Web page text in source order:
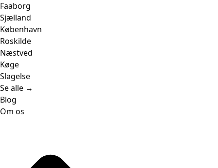
Faaborg
Sjælland
København
Roskilde
Næstved
Køge
Slagelse
Se alle →
Blog
Om os